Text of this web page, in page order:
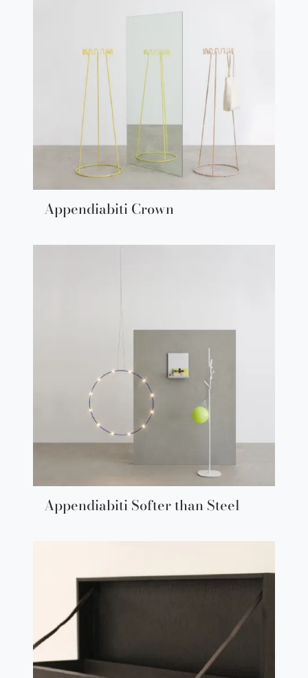
Appendiabiti Crown
Appendiabiti Softer than Steel